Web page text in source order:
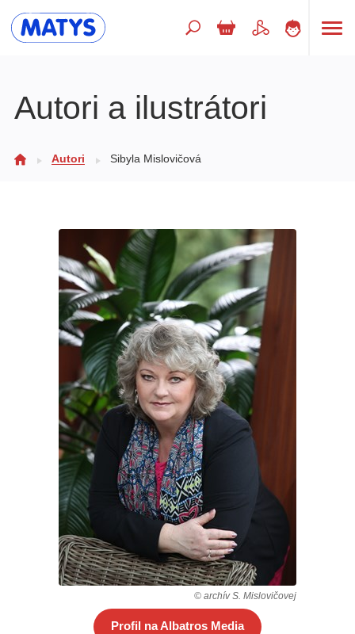
Doplnkový sortiment
Populárno - náučné pre deti
Predškoláci
Výchova a pedagogika
Všetky kategórie
Autori a ilustrátori
Autori Sibyla Mislovičová
© archív S. Mislovičovej
Profil na Albatros Media